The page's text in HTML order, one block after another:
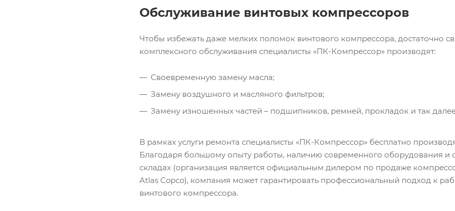
Обслуживание винтовых компрессоров
Чтобы избежать даже мелких поломок винтового компрессора, достаточно
комплексного обслуживания специалисты «ПК-Компрессор» производят:
Своевременную замену масла;
Замену воздушного и масляного фильтров;
Замену изношенных частей – подшипников, ремней, прокладок и так
В рамках услуги ремонта специалисты «ПК-Компрессор» бесплатно
Благодаря большому опыту работы, наличию современного оборудования и
складах (организация является официальным дилером по продаже
Atlas Copco), компания может гарантировать профессиональный подход к
винтового компрессора.